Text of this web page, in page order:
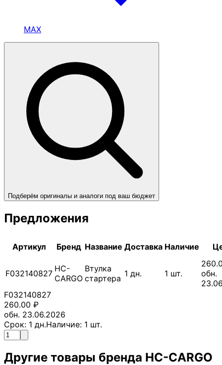
MAX
Подберём оригиналы и аналоги под ваш бюджет
Предложения
Артикул Бренд Название Доставка Наличие
F032140827 HC-
CARGO
Втулка
стартера 1 дн. 1 шт.
обн.
F032140827
260.00 ₽
обн. 23.06.2026
Срок: 1 дн.Наличие: 1 шт.
Другие товары бренда HC-CARGO